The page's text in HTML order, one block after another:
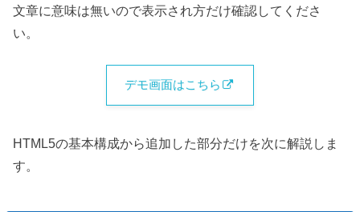
文章に意味は無いので表示され方だけ確認してくださ
い。
デモ画面はこちら
HTML5の基本構成から追加した部分だけを次に解説しま
す。